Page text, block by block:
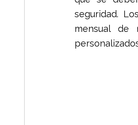
seguridad.
mensual de